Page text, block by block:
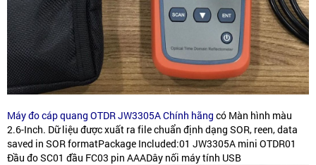
Máy đo cáp quang OTDR JW3305A Chính hãng có Màn hình màu
2.6-Inch. Dữ liệu được xuất ra file chuẩn định dạng SOR, reen, data
saved in SOR formatPackage Included:01 JW3305A mini OTDR01
Đầu đo SC01 đầu FC03 pin AAADây nối máy tính USB